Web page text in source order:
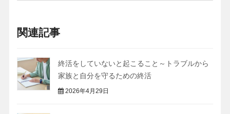
関連記事
終活をしていないと起こること～トラブルから
家族と自分を守るための終活
2026年4月29日